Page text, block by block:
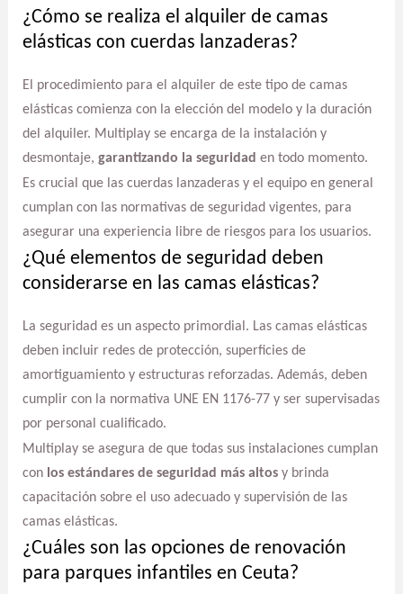
¿Cómo se realiza el alquiler de camas
elásticas con cuerdas lanzaderas?
El procedimiento para el alquiler de este tipo de camas
elásticas comienza con la elección del modelo y la duración
del alquiler. Multiplay se encarga de la instalación y
desmontaje, garantizando la seguridad en todo momento.
Es crucial que las cuerdas lanzaderas y el equipo en general
cumplan con las normativas de seguridad vigentes, para
asegurar una experiencia libre de riesgos para los usuarios.
¿Qué elementos de seguridad deben
considerarse en las camas elásticas?
La seguridad es un aspecto primordial. Las camas elásticas
deben incluir redes de protección, superficies de
amortiguamiento y estructuras reforzadas. Además, deben
cumplir con la normativa UNE EN 1176-77 y ser supervisadas
por personal cualificado.
Multiplay se asegura de que todas sus instalaciones cumplan
con los estándares de seguridad más altosy brinda
capacitación sobre el uso adecuado y supervisión de las
camas elásticas.
¿Cuáles son las opciones de renovación
para parques infantiles en Ceuta?